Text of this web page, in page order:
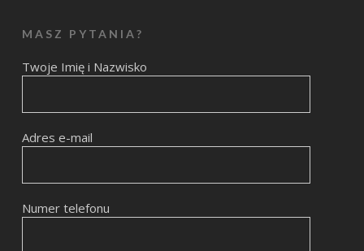
MASZ PYTANIA?
Twoje Imię i Nazwisko
Adres e-mail
Numer telefonu